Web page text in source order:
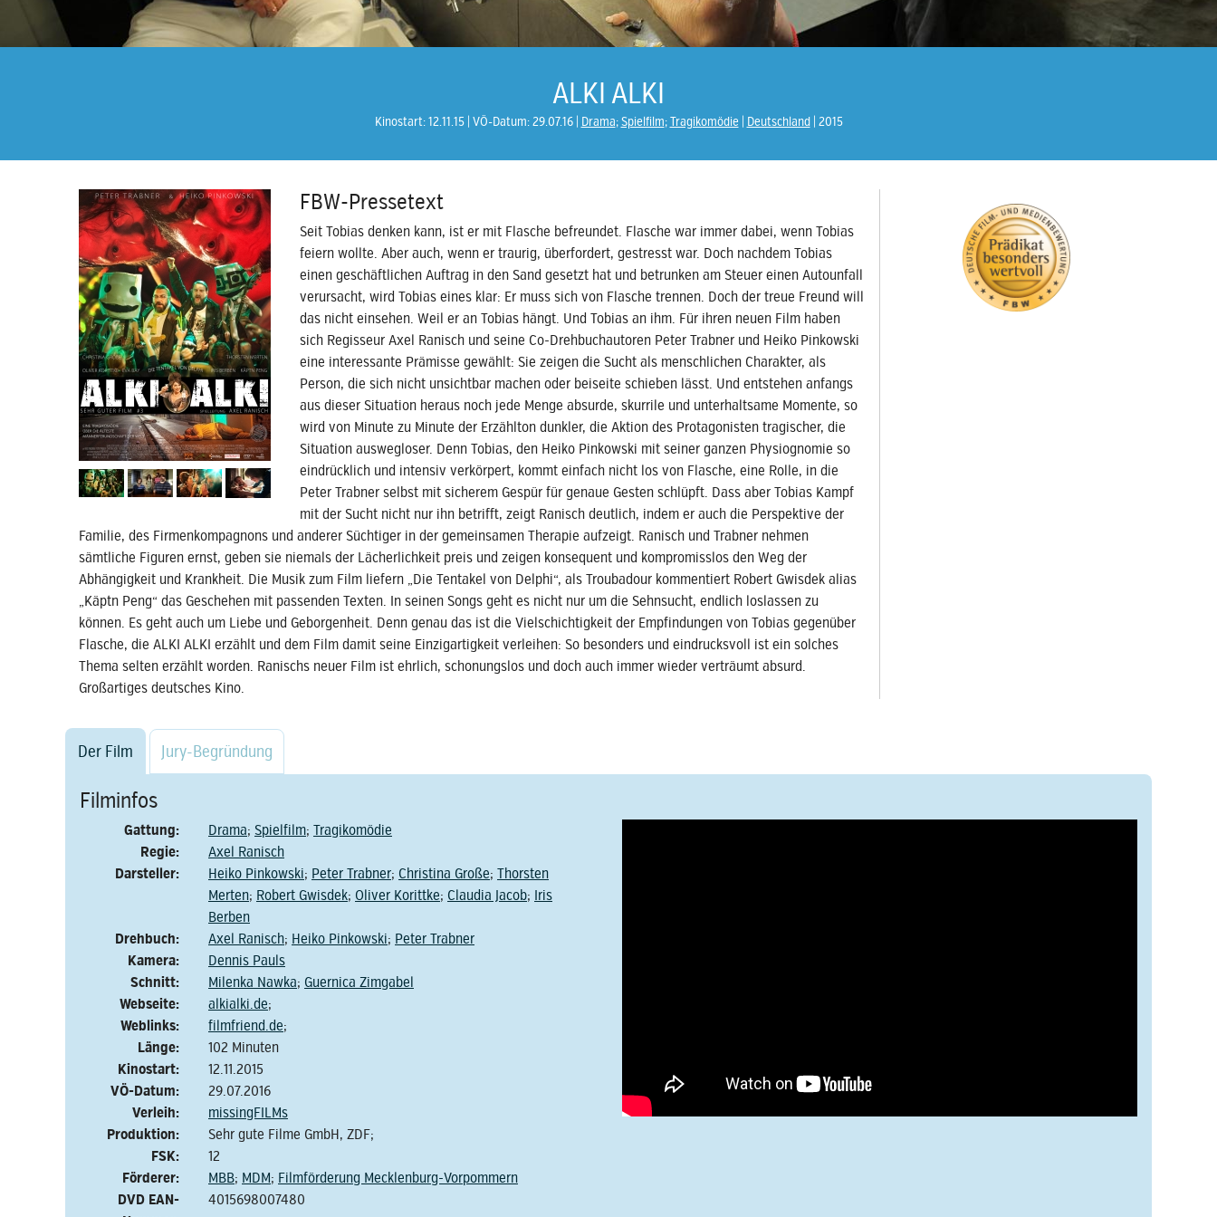
ALKI ALKI
Kinostart: 12.11.15 VÖ-Datum: 29.07.16 Drama;Spielfilm;Tragikomödie Deutschland 2015
FBW-Pressetext
Seit Tobias denken kann, ist er mit Flasche befreundet. Flasche war immer dabei, wenn Tobias
feiern wollte. Aber auch, wenn er traurig, überfordert, gestresst war. Doch nachdem Tobias
einen geschäftlichen Auftrag in den Sand gesetzt hat und betrunken am Steuer einen Autounfall
verursacht, wird Tobias eines klar: Er muss sich von Flasche trennen. Doch der treue Freund will
das nicht einsehen. Weil er an Tobias hängt. Und Tobias an ihm. Für ihren neuen Film haben
sich Regisseur Axel Ranisch und seine Co-Drehbuchautoren Peter Trabner und Heiko Pinkowski
eine interessante Prämisse gewählt: Sie zeigen die Sucht als menschlichen Charakter, als
Person, die sich nicht unsichtbar machen oder beiseite schieben lässt. Und entstehen anfangs
aus dieser Situation heraus noch jede Menge absurde, skurrile und unterhaltsame Momente, so
wird von Minute zu Minute der Erzählton dunkler, die Aktion des Protagonisten tragischer, die
Situation auswegloser. Denn Tobias, den Heiko Pinkowski mit seiner ganzen Physiognomie so
eindrücklich und intensiv verkörpert, kommt einfach nicht los von Flasche, eine Rolle, in die
Peter Trabner selbst mit sicherem Gespür für genaue Gesten schlüpft. Dass aber Tobias Kampf
mit der Sucht nicht nur ihn betrifft, zeigt Ranisch deutlich, indem er auch die Perspektive der
Familie, des Firmenkompagnons und anderer Süchtiger in der gemeinsamen Therapie aufzeigt. Ranisch und Trabner nehmen
sämtliche Figuren ernst, geben sie niemals der Lächerlichkeit preis und zeigen konsequent und kompromisslos den Weg der
Abhängigkeit und Krankheit. Die Musik zum Film liefern „Die Tentakel von Delphi“, als Troubadour kommentiert Robert Gwisdek alias
„Käptn Peng“ das Geschehen mit passenden Texten. In seinen Songs geht es nicht nur um die Sehnsucht, endlich loslassen zu
können. Es geht auch um Liebe und Geborgenheit. Denn genau das ist die Vielschichtigkeit der Empfindungen von Tobias gegenüber
Flasche, die ALKI ALKI erzählt und dem Film damit seine Einzigartigkeit verleihen: So besonders und eindrucksvoll ist ein solches
Thema selten erzählt worden. Ranischs neuer Film ist ehrlich, schonungslos und doch auch immer wieder verträumt absurd.
Großartiges deutsches Kino.
Der Film Jury-Begründung
Filminfos
Gattung: Drama; Spielfilm; Tragikomödie
Regie:
Axel Ranisch
Darsteller:
Heiko Pinkowski; Peter Trabner; Christina Große; Thorsten
Merten; Robert Gwisdek; Oliver Korittke; Claudia Jacob; Iris
Berben
Drehbuch:
Axel Ranisch; Heiko Pinkowski; Peter Trabner
Kamera:
Dennis Pauls
Schnitt:
Milenka Nawka; Guernica Zimgabel
Webseite:
alkialki.de;
Weblinks:
filmfriend.de;
Länge:
102 Minuten
Kinostart:
12.11.2015
VÖ-Datum:
29.07.2016
Verleih:
missingFILMs
Produktion:
Sehr gute Filme GmbH, ZDF;
FSK:
12
Förderer:
MBB; MDM; Filmförderung Mecklenburg-Vorpommern
DVD EAN-
4015698007480